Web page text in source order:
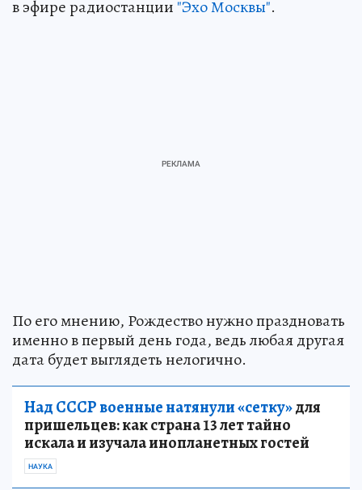
в эфире радиостанции "Эхо Москвы".
По его мнению, Рождество нужно праздновать
именно в первый день года, ведь любая другая
дата будет выглядеть нелогично.
Над СССР военные натянули «сетку»для
пришельцев: как страна 13 лет тайно
искала и изучала инопланетных гостей
НАУКА